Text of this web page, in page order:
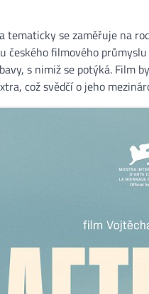
tematicky se zaměřuje na
českého filmového
s nimiž se potýká. Film
což svědčí o jeho